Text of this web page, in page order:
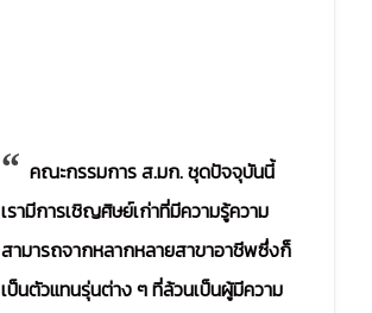
“คณะกรรมการ ส.มก. ชุดปัจจุบันนี้
เรามีการเชิญศิษย์เก่าที่มีความรู้ความ
สามารถจากหลากหลายสาขาอาชีพซึ่งก็
เป็นตัวแทนรุ่นต่าง ๆ ที่ล้วนเป็นผู้มีความ